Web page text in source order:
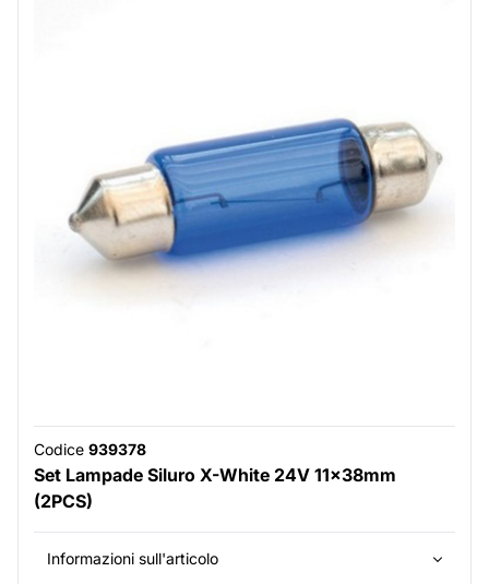
Codice 939378
Set Lampade Siluro X-White 24V 11x38mm
(2PCS)
Informazioni sull'articolo